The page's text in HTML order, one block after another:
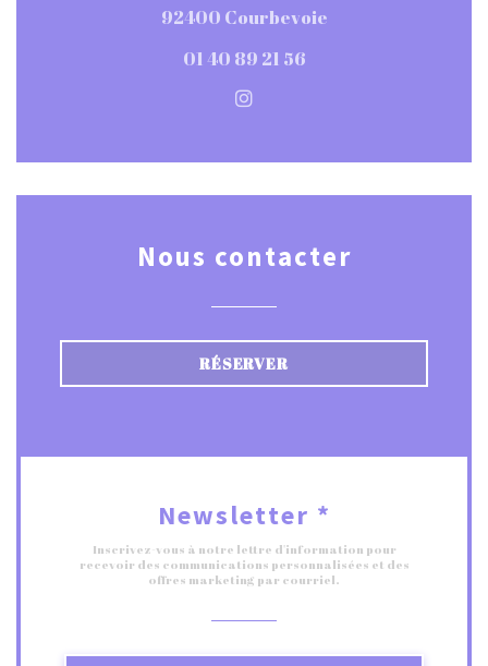
92400 Courbevoie((ouvre une
01 40 89 21 56
Instagram ((ouvre une
Nous contacter
RÉSERVER
Newsletter *
Inscrivez-vous à notre lettre d'information pour
recevoir des communications personnalisées et des
offres marketing par courriel.